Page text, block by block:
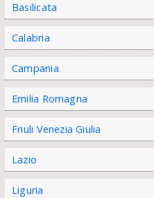
Basilicata
Calabria
Campania
Emilia Romagna
Friuli Venezia Giulia
Lazio
Liguria